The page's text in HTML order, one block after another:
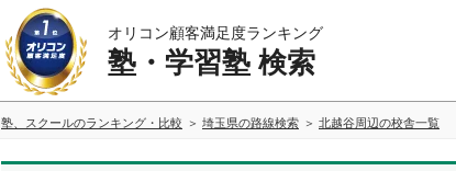
オリコン顧客満足度ランキング
塾・学習塾 検索
塾、スクールのランキング・比較 埼玉県の路線検索 北越谷周辺の校舎一覧